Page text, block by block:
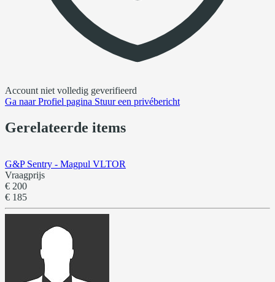
Account niet volledig geverifieerd
Ga naarProfiel pagina Stuur een privébericht
Gerelateerde items
G&P Sentry - Magpul VLTOR
Vraagprijs
€ 200
€ 185